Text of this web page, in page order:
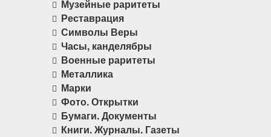
Музейные раритеты
Реставрация
Символы Веры
Часы, канделябры
Военные раритеты
Металлика
Марки
Фото. Открытки
Бумаги. Документы
Книги. Журналы. Газеты